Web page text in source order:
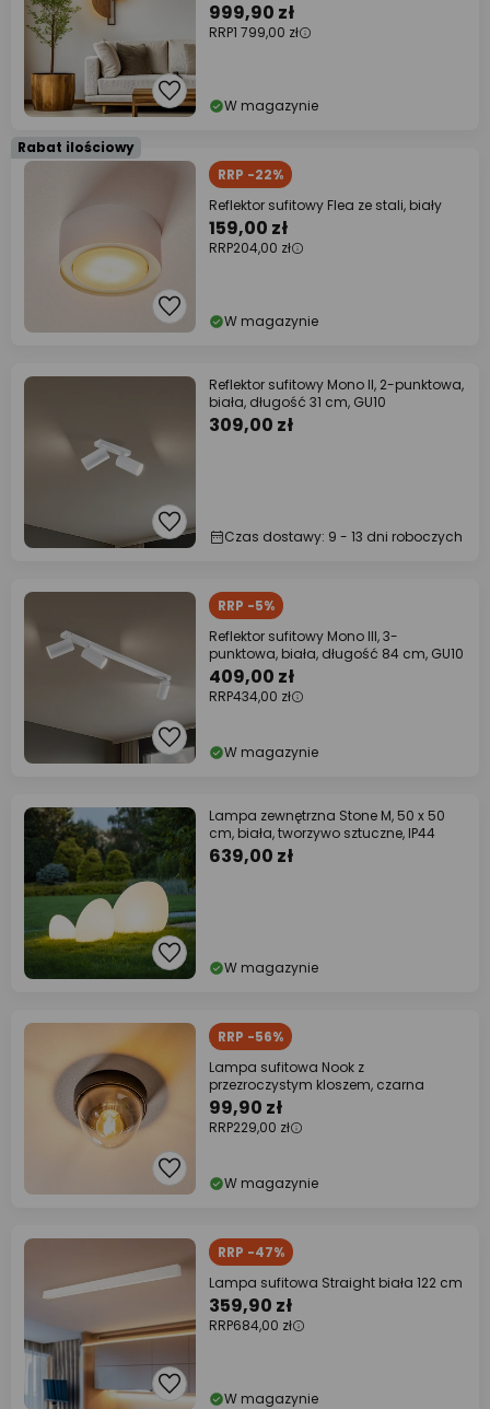
999,90 zł
RRP1 799,00 zł
W magazynie
Rabat ilościowy
RRP -22%
Reflektor sufitowy Flea ze stali, biały
159,00 zł
RRP204,00 zł
W magazynie
Reflektor sufitowy Mono II, 2-punktowa,
biała, długość 31 cm, GU10
309,00 zł
Czas dostawy: 9 - 13 dni roboczych
RRP -5%
Reflektor sufitowy Mono III, 3-
punktowa, biała, długość 84 cm, GU10
409,00 zł
RRP434,00 zł
W magazynie
Lampa zewnętrzna Stone M, 50 x 50
cm, biała, tworzywo sztuczne, IP44
639,00 zł
W magazynie
RRP -56%
Lampa sufitowa Nook z
przezroczystym kloszem, czarna
99,90 zł
RRP229,00 zł
W magazynie
RRP -47%
Lampa sufitowa Straight biała 122 cm
359,90 zł
RRP684,00 zł
W magazynie